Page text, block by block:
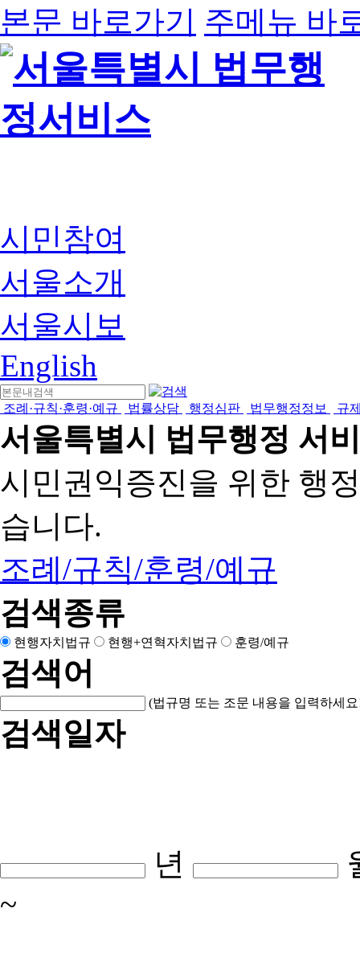
본문 바로가기 주메뉴 바
시민참여
서울소개
서울시보
English
조례·규칙·훈령·예규 법률상담 행정심판 법무행정정보 규
서울특별시 법무행정 서
시민권익증진을 위한 행
습니다.
조례/규칙/훈령/예규
검색종류
현행자치법규 현행+연혁자치법규 훈령/예규
검색어
(법규명 또는 조문 내용을 입력하세
검색일자
년
~